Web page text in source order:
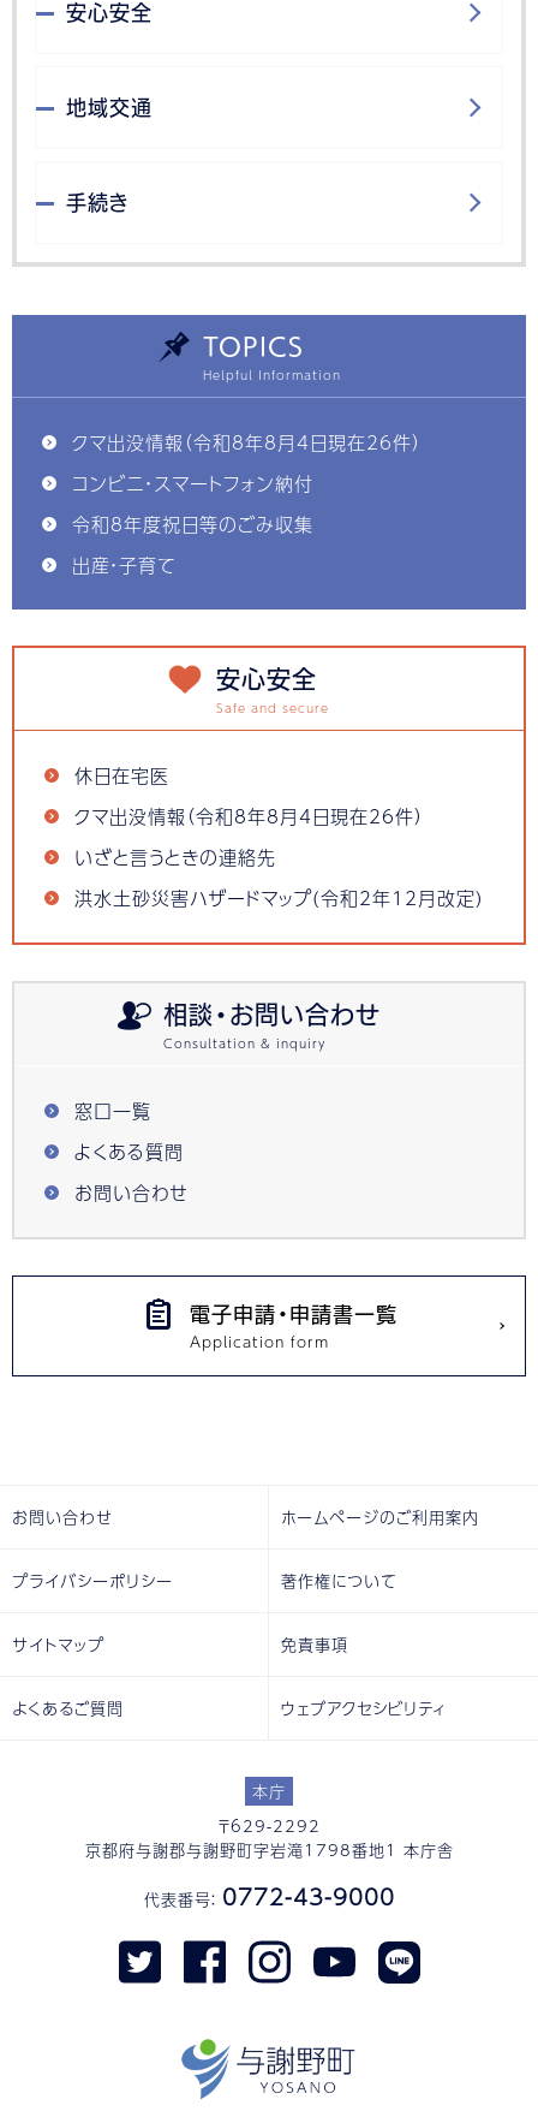
安心安全
地域交通
手続き
TOPICS
クマ出没情報（令和8年8月4日現在26件）
コンビニ・スマートフォン納付
令和8年度祝日等のごみ収集
出産・子育て
安心安全
休日在宅医
クマ出没情報（令和8年8月4日現在26件）
いざと言うときの連絡先
洪水土砂災害ハザードマップ(令和2年12月改定)
相談・お問い合わせ
窓口一覧
よくある質問
お問い合わせ
電子申請・申請書一覧
本庁
〒629-2292
京都府与謝郡与謝野町字岩滝1798番地1 本庁舎
代表番号： 0772-43-9000
お問い合わせ ホームページのご利用案内
プライバシーポリシー 著作権について
サイトマップ 免責事項
よくあるご質問 ウェブアクセシビリティ